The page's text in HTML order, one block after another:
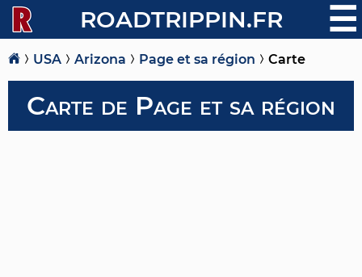
ROADTRIPPIN.FR ☰
USA Arizona Page et sa région Carte
Carte de Page et sa région